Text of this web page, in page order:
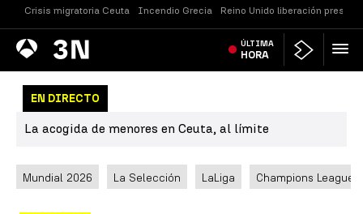
Crisis migratoria Ceuta Incendio Grecia Reino Unido liberación presos
Antena
3 Noticias ÚLTIMA
HORA
EN DIRECTO
La acogida de menores en Ceuta, al límite
Mundial 2026 La Selección LaLiga Champions League